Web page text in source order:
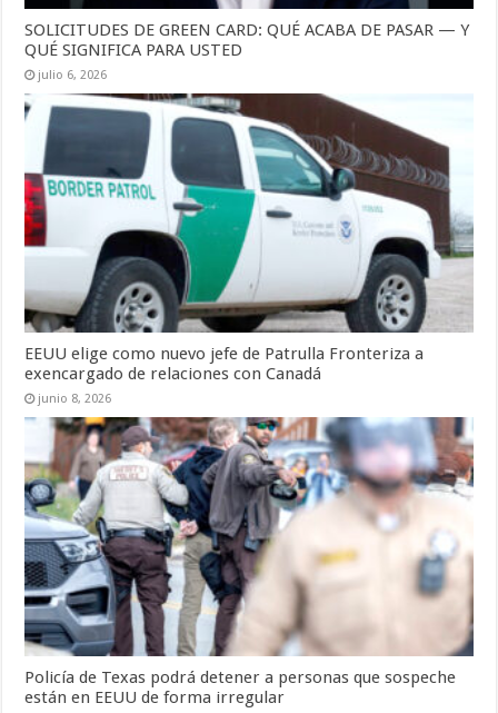
SOLICITUDES DE GREEN CARD: QUÉ ACABA DE PASAR — Y
QUÉ SIGNIFICA PARA USTED
julio 6, 2026
EEUU elige como nuevo jefe de Patrulla Fronteriza a
exencargado de relaciones con Canadá
junio 8, 2026
Policía de Texas podrá detener a personas que sospeche
están en EEUU de forma irregular